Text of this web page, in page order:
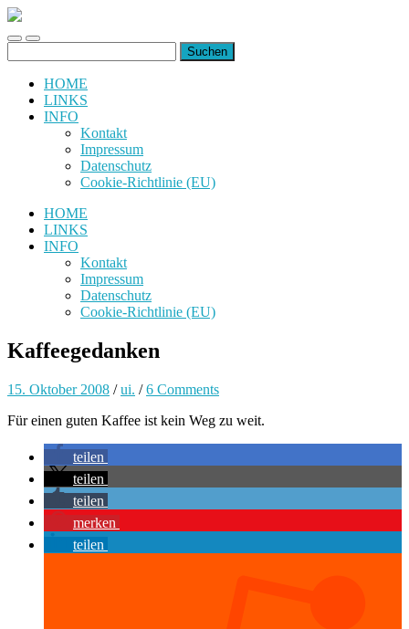
uiuiuiuiuiuiui.de
Toggle
mobile
Toggle
search
nach:
HOME
LINKS
INFO
Kontakt
Impressum
Datenschutz
Cookie-Richtlinie (EU)
HOME
LINKS
INFO
Kontakt
Impressum
Datenschutz
Cookie-Richtlinie (EU)
Kaffeegedanken
15. Oktober 2008 /ui. /6 Comments
Für einen guten Kaffee ist kein Weg zu weit.
teilen
teilen
teilen
merken
teilen